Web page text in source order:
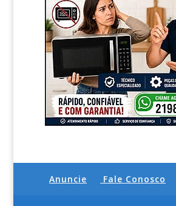
Anuncie Fale Conosco